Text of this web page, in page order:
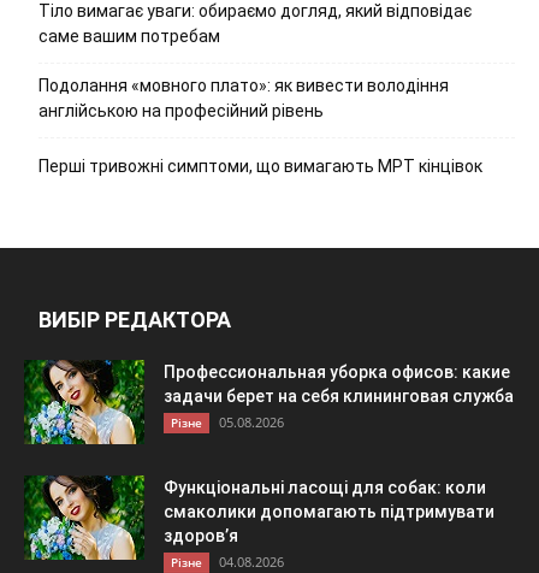
Тіло вимагає уваги: обираємо догляд, який відповідає
саме вашим потребам
Подолання «мовного плато»: як вивести володіння
англійською на професійний рівень
Перші тривожні симптоми, що вимагають МРТ кінцівок
ВИБІР РЕДАКТОРА
Профессиональная уборка офисов: какие
задачи берет на себя клининговая служба
Різне 05.08.2026
Функціональні ласощі для собак: коли
смаколики допомагають підтримувати
здоров’я
Різне 04.08.2026